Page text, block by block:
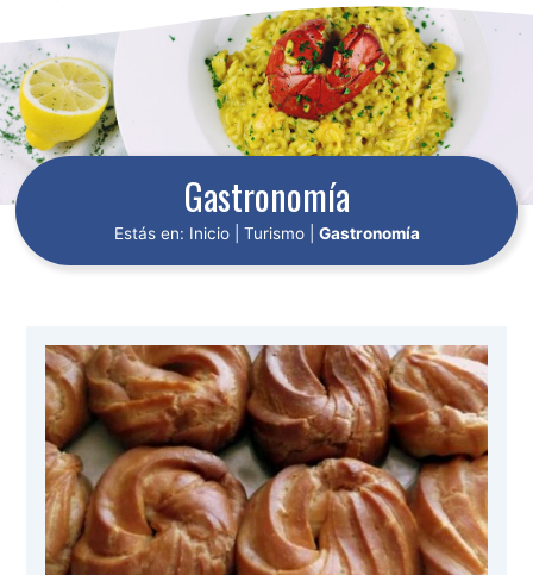
Gastronomía
Estás en: Inicio| Turismo| Gastronomía